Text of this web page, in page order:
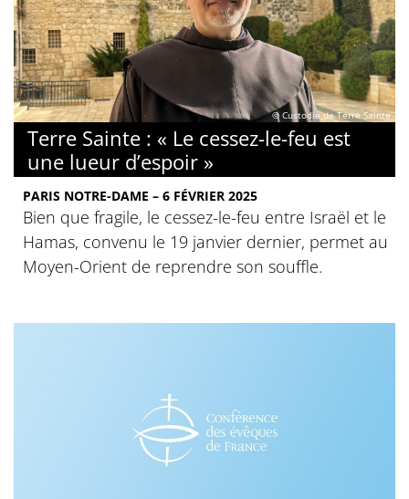
© Custodie de Terre Sainte
Terre Sainte : « Le cessez-le-feu est
une lueur d’espoir »
PARIS NOTRE-DAME – 6 FÉVRIER 2025
Bien que fragile, le cessez-le-feu entre Israël et le
Hamas, convenu le 19 janvier dernier, permet au
Moyen-Orient de reprendre son souffle.